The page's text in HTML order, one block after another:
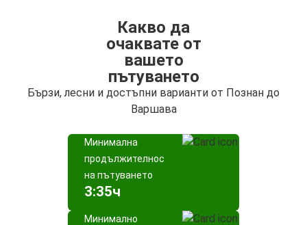
Какво да
очаквате от
вашето
пътуването
Бързи, лесни и достъпни варианти от Познан до
Варшава
Минимална
продължителност
на пътуването
3:35ч
Минимално